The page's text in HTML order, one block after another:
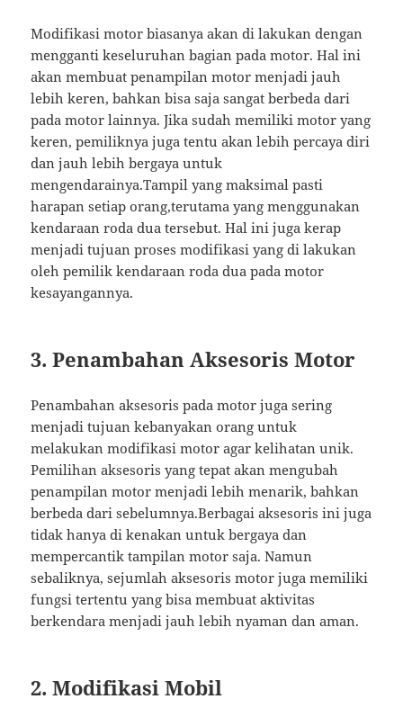
Modifikasi motor biasanya akan di lakukan dengan
mengganti keseluruhan bagian pada motor. Hal ini
akan membuat penampilan motor menjadi jauh
lebih keren, bahkan bisa saja sangat berbeda dari
pada motor lainnya. Jika sudah memiliki motor yang
keren, pemiliknya juga tentu akan lebih percaya diri
dan jauh lebih bergaya untuk
mengendarainya.Tampil yang maksimal pasti
harapan setiap orang,terutama yang menggunakan
kendaraan roda dua tersebut. Hal ini juga kerap
menjadi tujuan proses modifikasi yang di lakukan
oleh pemilik kendaraan roda dua pada motor
kesayangannya.
3. Penambahan Aksesoris Motor
Penambahan aksesoris pada motor juga sering
menjadi tujuan kebanyakan orang untuk
melakukan modifikasi motor agar kelihatan unik.
Pemilihan aksesoris yang tepat akan mengubah
penampilan motor menjadi lebih menarik, bahkan
berbeda dari sebelumnya.Berbagai aksesoris ini juga
tidak hanya di kenakan untuk bergaya dan
mempercantik tampilan motor saja. Namun
sebaliknya, sejumlah aksesoris motor juga memiliki
fungsi tertentu yang bisa membuat aktivitas
berkendara menjadi jauh lebih nyaman dan aman.
2. Modifikasi Mobil